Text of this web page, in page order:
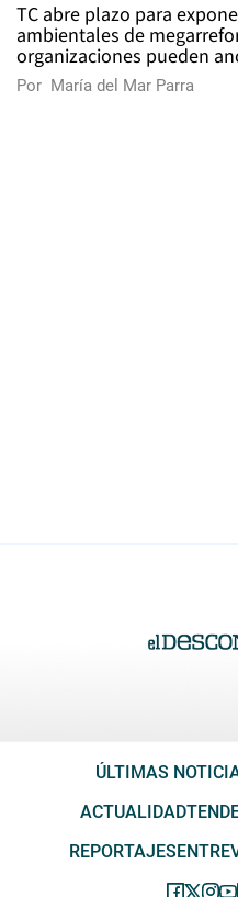
TC abre plazo para
ambientales de
organizaciones pueden
Por María del Mar Parra
ÚLTIMAS
ACTUALIDAD
REPORTAJES